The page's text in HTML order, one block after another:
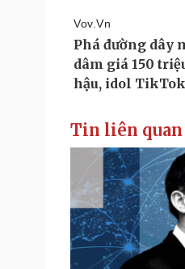
Tin liên quan